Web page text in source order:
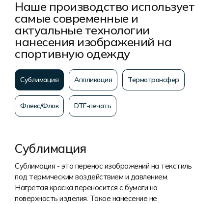
Наше производство использует
самые современные и
актуальные технологии
нанесения изображений на
спортивную одежду
Сублимация Аппликация Термотрансфер
Флекс/Флок DTF-печать
Сублимация
Сублимация - это перенос изображений на текстиль
под термическим воздействием и давлением.
Нагретая краска переносится с бумаги на
поверхность изделия. Такое нанесение не